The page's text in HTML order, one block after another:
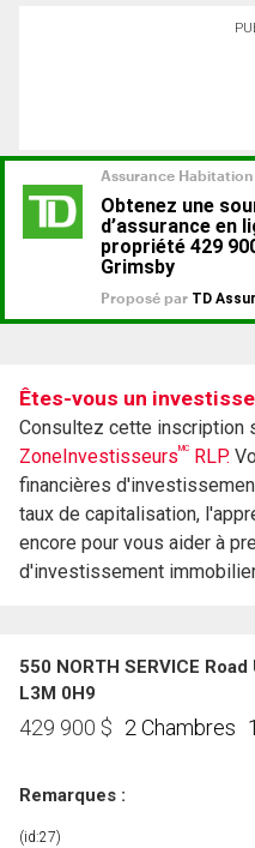
Êtes-vous un
Consultez cette inscription
ZoneInvestisseursMC RLP.
financières
taux de capitalisation,
encore pour vous aider à
d'investissement
550 NORTH SERVICE
L3M 0H9
429 900 $ 2 Chambres
Remarques :
(id:27)